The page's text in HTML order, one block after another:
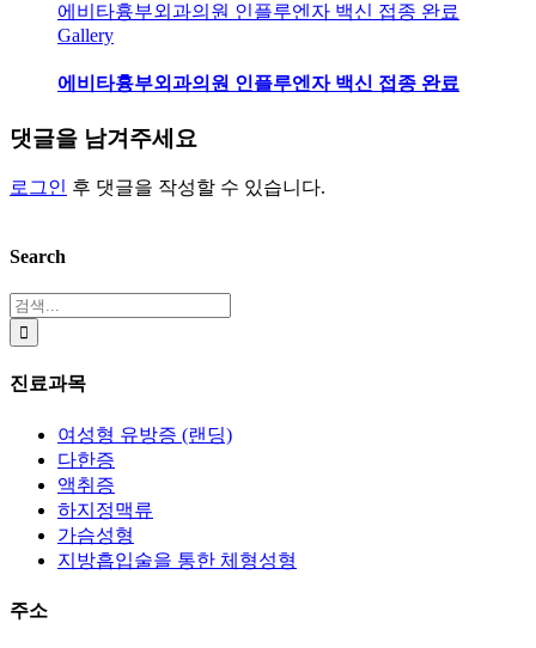
에비타흉부외과의원 인플루엔자 백신 접종 완료
Gallery
에비타흉부외과의원 인플루엔자 백신 접종 완료
댓글을 남겨주세요
로그인 후 댓글을 작성할 수 있습니다.
Search
검
색:
진료과목
여성형 유방증 (랜딩)
다한증
액취증
하지정맥류
가슴성형
지방흡입술을 통한 체형성형
주소